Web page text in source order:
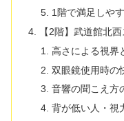
1階で満足しや
【2階】武道館北
高さによる視界
双眼鏡使用時の
音響の聞こえ方
背が低い人・視